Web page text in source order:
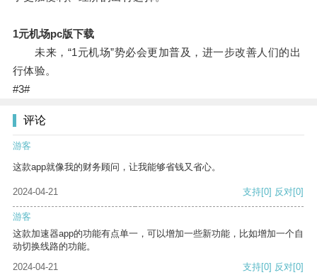
1元机场pc版下载
未来，“1元机场”势必会更加普及，进一步改善人们的出
行体验。
#3#
评论
游客
这款app就像我的财务顾问，让我能够省钱又省心。
2024-04-21 支持[0] 反对[0]
游客
这款加速器app的功能有点单一，可以增加一些新功能，比如增加一个自
动切换线路的功能。
2024-04-21
支持[0] 反对[0]